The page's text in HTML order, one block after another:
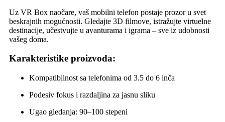
Uz VR Box naočare, vaš mobilni telefon postaje prozor u svet
beskrajnih mogućnosti. Gledajte 3D filmove, istražujte virtuelne
destinacije, učestvujte u avanturama i igrama – sve iz udobnosti
vašeg doma.
Karakteristike proizvoda:
Kompatibilnost sa telefonima od 3.5 do 6 inča
Podesiv fokus i razdaljina za jasnu sliku
Ugao gledanja: 90–100 stepeni